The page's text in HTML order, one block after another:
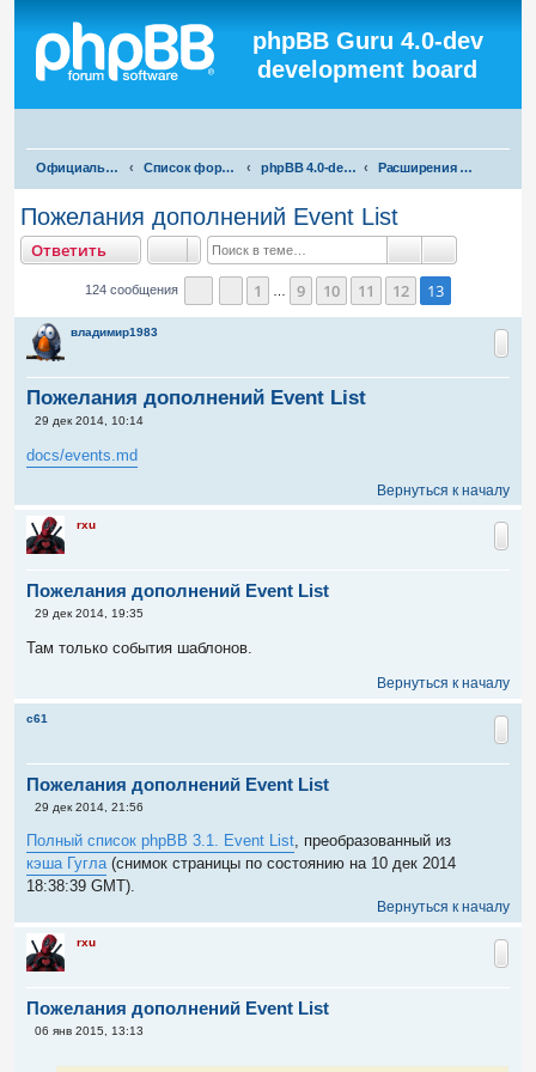
phpBB Guru 4.0-dev
development board
Официальная русская поддержка phpBB3 Список форумов phpBB 4.0-dev test Расширения для phpBB 4.0-dev
Пожелания дополнений Event List
Ответить Поиск
124 сообщения Страница13из13
Пред.
1 9 10 11 12 13
владимир1983
Пожелания дополнений Event List
С
б
н
е
29 дек 2014, 10:14
docs/events.md
Вернуться к началу
rxu
Пожелания дополнений Event List
С
о
б
и
29 дек 2014, 19:35
Там только события шаблонов.
Вернуться к началу
c61
Пожелания дополнений Event List
С
о
б
щ
е
н
е
29 дек 2014, 21:56
Полный список phpBB 3.1. Event List , преобразованный из
кэша Гугла (снимок страницы по состоянию на 10 дек 2014
18:38:39 GMT).
Вернуться к началу
rxu
Пожелания дополнений Event List
С
06 янв 2015, 13:13